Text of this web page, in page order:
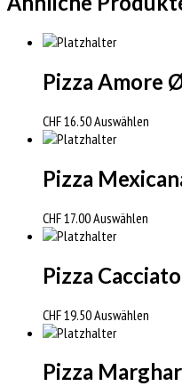
Pizza Amore
CHF16.50Auswählen
Pizza
CHF17.00Auswählen
Pizza
CHF19.50Auswählen
Pizza